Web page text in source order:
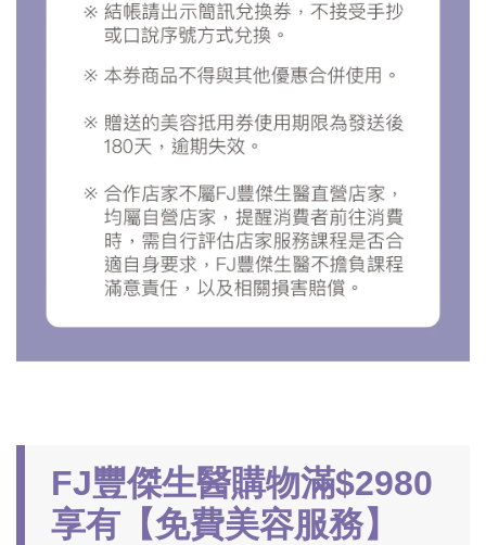
FJ豐傑生醫購物滿$2980
享有【免費美容服務】